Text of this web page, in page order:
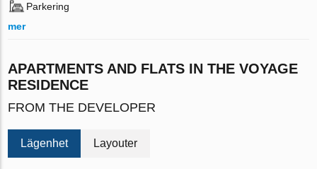
Parkering
mer
APARTMENTS AND FLATS IN THE VOYAGE
RESIDENCE
FROM THE DEVELOPER
Lägenhet Layouter